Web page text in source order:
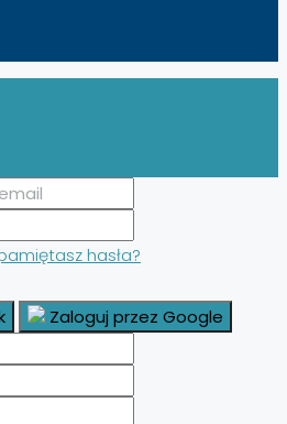
hasła?
Zaloguj przez Google